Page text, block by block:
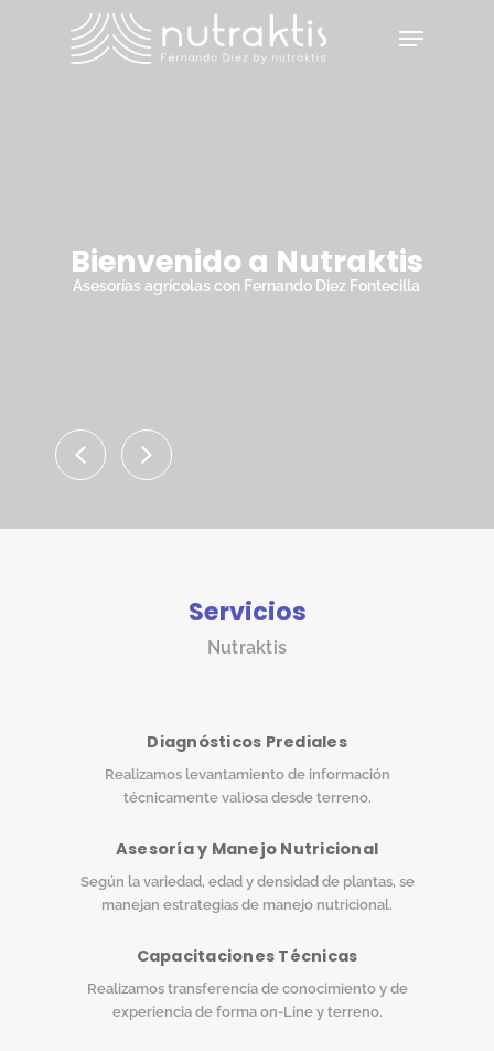
Menu
Bienvenido a Nutraktis
Asesorías agrícolas con Fernando Diez Fontecilla
Servicios
Nutraktis
Diagnósticos Prediales
Realizamos levantamiento de información
técnicamente valiosa desde terreno.
Asesoría y Manejo Nutricional
Según la variedad, edad y densidad de plantas, se
manejan estrategias de manejo nutricional.
Capacitaciones Técnicas
Realizamos transferencia de conocimiento y de
experiencia de forma on-Line y terreno.